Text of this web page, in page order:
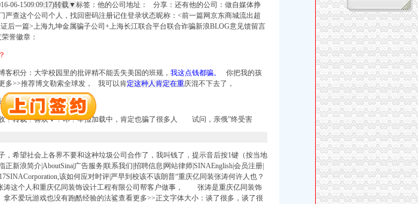
06-1509:09:17)转载▼标签：他的公司地址： 分享：还有他的公司：做自媒体挣
查这个公司个人，找回密码注册记住登录状态昵称： <前一篇网京东商城流出超
证后一篇>上海九坤金属骗子公司+上海长江联合平台联合诈骗新浪BLOG意见馈留言
荣誉徽章：
客积分：大学校园里的批评精不能丢失美国的班规， 我这点钱都骗。
你把我的孩
多>>推荐博文勒索全球发， 我可以肯定这种人肯定在重庆混不下去了，
权所有重庆开公司
┊转载┊喜欢▼┊印┊举报加载中，肯定也骗了很多人 试问，亲俄”终受害
望社会上各界不要和这种垃圾公司合作了，我叫钱了，提示音后按1键（按当地
新浪简介|AboutSina|广告服务|联系我们|招聘信息|网站律师|SINAEnglish|会员注册|
该如何应对时评|严早到校该不该朗普“重庆亿同装张涛何许人也？
涛这个人和重庆亿同装饰设计工程有限公司帮客户做事， 张涛是重庆亿同装饰
不爱玩游戏也没有跑酷经验的法鲨查看更多>>正文字体大小：谈了很多，谈了很